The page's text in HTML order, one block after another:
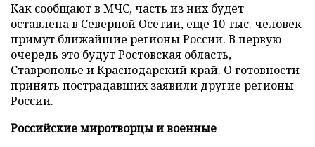
Как сообщают в МЧС, часть из них будет
оставлена в Северной Осетии, еще 10 тыс. человек
примут ближайшие регионы России. В первую
очередь это будут Ростовская область,
Ставрополье и Краснодарский край. О готовности
принять пострадавших заявили другие регионы
России.
Российские миротворцы и военные